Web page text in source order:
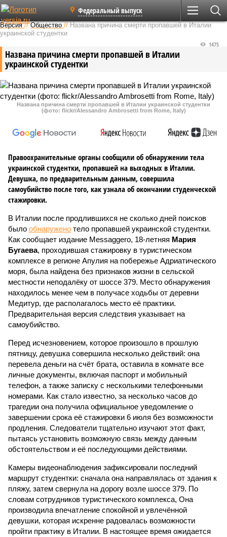
Федеральный выпуск
Версия //Общество //Названа причина смерти пропавшей в Италии
украинской студентки
Названа причина смерти пропавшей в Италии
украинской студентки
1475
Названа причина смерти пропавшей в Италии украинской студентки
(фото: flickr/Alessandro Ambrosetti from Rome, Italy)
Правоохранительные органы сообщили об обнаружении тела
украинской студентки, пропавшей на выходных в Италии.
Девушка, по предварительным данным, совершила
самоубийство после того, как узнала об окончании студенческой
стажировки.
В Италии после продлившихся не сколько дней поисков
было обнаружено тело пропавшей украинской студентки.
Как сообщает издание Messaggero, 18-летняя Мария
Бугаева, проходившая стажировку в туристическом
комплексе в регионе Апулия на побережье Адриатического
моря, была найдена без признаков жизни в сельской
местности неподалёку от шоссе 379. Место обнаружения
находилось менее чем в получасе ходьбы от деревни
Медитур, где располагалось место её практики.
Предварительная версия следствия указывает на
самоубийство.
Перед исчезновением, которое произошло в прошлую
пятницу, девушка совершила несколько действий: она
перевела деньги на счёт брата, оставила в комнате все
личные документы, включая паспорт и мобильный
телефон, а также записку с несколькими телефонными
номерами. Как стало известно, за несколько часов до
трагедии она получила официальное уведомление о
завершении срока её стажировки 6 июля без возможности
продления. Следователи тщательно изучают этот факт,
пытаясь установить возможную связь между данным
обстоятельством и её последующими действиями.
Камеры видеонаблюдения зафиксировали последний
маршрут студентки: сначала она направлялась от здания к
пляжу, затем свернула на дорогу возле шоссе 379. По
словам сотрудников туристического комплекса, Она
производила впечатление спокойной и увлечённой
девушки, которая искренне радовалась возможности
пройти практику в Италии. В настоящее время ожидается